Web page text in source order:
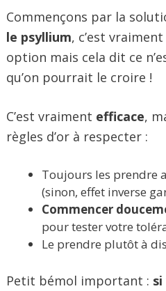
Commençons par la
le psyllium, c’est
option mais cela dit ce
qu’on pourrait le croire !
C’est vraiment efficace,
règles d’or à respecter :
Toujours les prendre
(sinon, effet inverse
Commencer
pour tester votre
Le prendre plutôt à
Petit bémol important :